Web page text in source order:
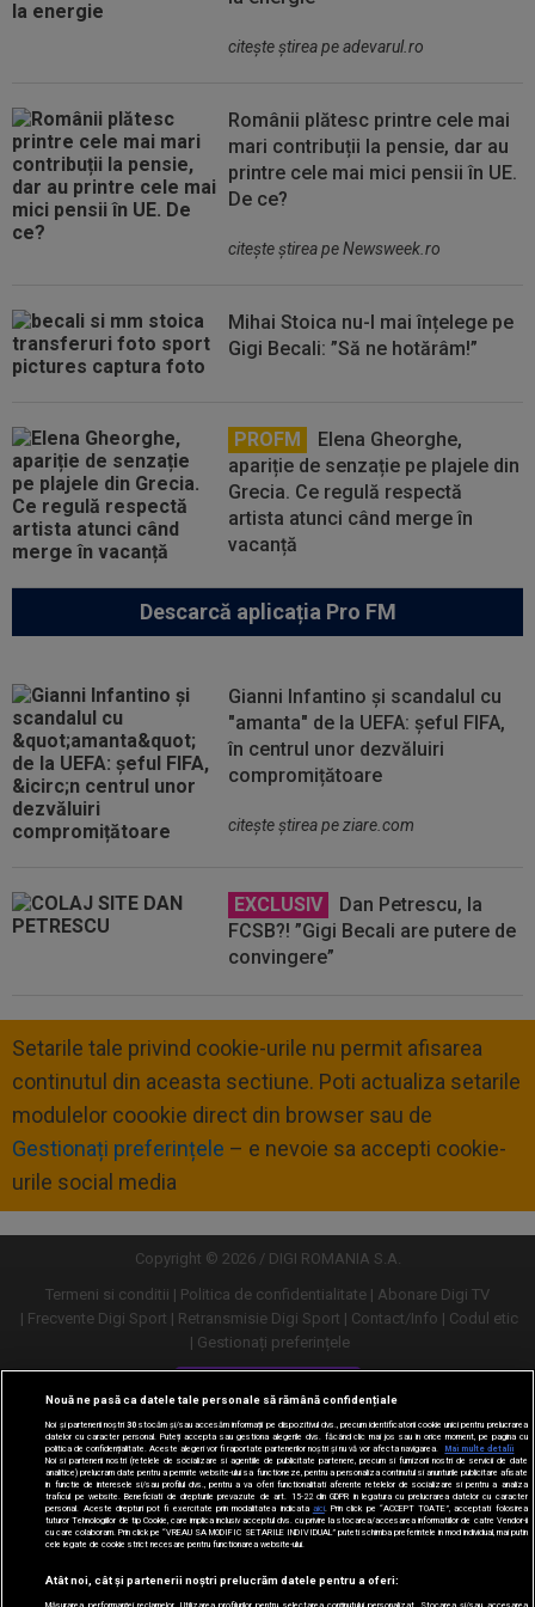
citeşte ştirea pe adevarul.ro
Românii plătesc printre cele mai
mari contribuții la pensie, dar au
printre cele mai mici pensii în UE.
De ce?
citeşte ştirea pe Newsweek.ro
Mihai Stoica nu-l mai înțelege pe
Gigi Becali: ”Să ne hotărâm!”
PROFM
Elena Gheorghe,
apariție de senzație pe plajele din
Grecia. Ce regulă respectă
artista atunci când merge în
vacanță
Descarcă aplicația Pro FM
Gianni Infantino și scandalul cu
"amanta" de la UEFA: șeful FIFA,
în centrul unor dezvăluiri
compromițătoare
citeşte ştirea pe ziare.com
EXCLUSIV
Dan Petrescu, la
FCSB?! ”Gigi Becali are putere de
convingere”
Setarile tale privind cookie-urile nu permit afisarea
continutul din aceasta sectiune. Poti actualiza setarile
modulelor coookie direct din browser sau de
Gestionați preferințele – e nevoie sa accepti cookie-
urile social media
Copyright © 2026 / DIGI ROMANIA S.A.
Termeni si conditii
Politica de confidentialitate
Abonare Digi TV
Frecvente Digi Sport
Retransmisie Digi Sport Contact/Info
Codul etic
Gestionați preferințele
Versiune desktop
Nouă ne pasă ca datele tale personale să rămână confidențiale
Noi și partenerii noștri30stocăm și/sau accesăm informații pe dispozitivul dvs., precum identificatorii cookie unici pentru prelucrarea
datelor cu caracter personal. Puteți accepta sau gestiona alegerile dvs. făcând clic mai jos sau în orice moment, pe pagina cu
politica de confidențialitate. Aceste alegeri vor fi raportate partenerilor noștri și nu vă vor afecta navigarea.
Mai multe detalii
Noi si partenerii nostri (retelele de socializare si agentiile de publicitate partenere, precum si furnizorii nostri de servicii de date
analitice) prelucram date pentru a permite website-ului sa functioneze, pentru a personaliza continutul si anunturile publicitare afisate
in functie de interesele si/sau profilul dvs., pentru a va oferi functionalitati aferente retelelor de socializare si pentru a analiza
traficul pe website. Beneficiati de drepturile prevazute de art. 15-22 din GDPR in legatura cu prelucrarea datelor cu caracter
personal. Aceste drepturi pot fi exercitate prin modalitatea indicata aici. Prin click pe “ACCEPT TOATE”, acceptati folosirea
tuturor Tehnologiilor de tip Cookie, care implica inclusiv acceptul dvs. cu privire la stocarea/accesarea informatiilor de catre Vendor-ii
cu care colaboram. Prin click pe “VREAU SA MODIFIC SETARILE INDIVIDUAL” puteti schimba preferintele in mod individual, mai putin
cele legate de cookie strict necesare pentru functionarea website-ului.
Atât noi, cât și partenerii noștri prelucrăm datele pentru a oferi: